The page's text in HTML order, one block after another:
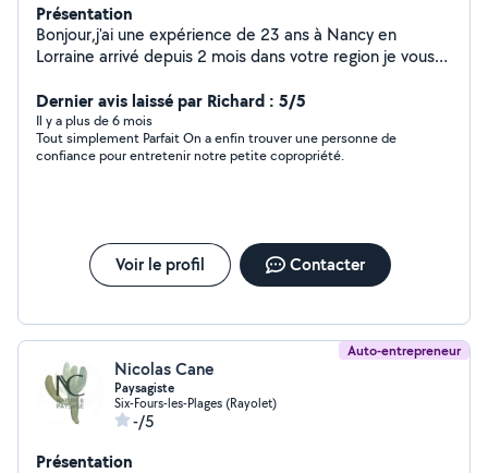
Présentation
Bonjour,j'ai une expérience de 23 ans à Nancy en
Lorraine arrivé depuis 2 mois dans votre region je vous
taillage de haies et massif ,tonde pelouse et
plantations, débroussaillage. Prix raisonnable.
Dernier avis laissé par Richard : 5/5
Il y a plus de 6 mois
Tout simplement Parfait On a enfin trouver une personne de
confiance pour entretenir notre petite copropriété.
Voir le profil Contacter
Auto-entrepreneur
Nicolas Cane
Paysagiste
Six-Fours-les-Plages (Rayolet)
-/5
Présentation